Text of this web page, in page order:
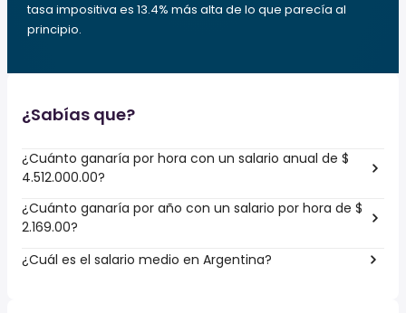
tasa impositiva es 13.4% más alta de lo que parecía al
principio.
¿Sabías que?
¿Cuánto ganaría por hora con un salario anual de $
4.512.000.00?
¿Cuánto ganaría por año con un salario por hora de $
2.169.00?
¿Cuál es el salario medio en Argentina?